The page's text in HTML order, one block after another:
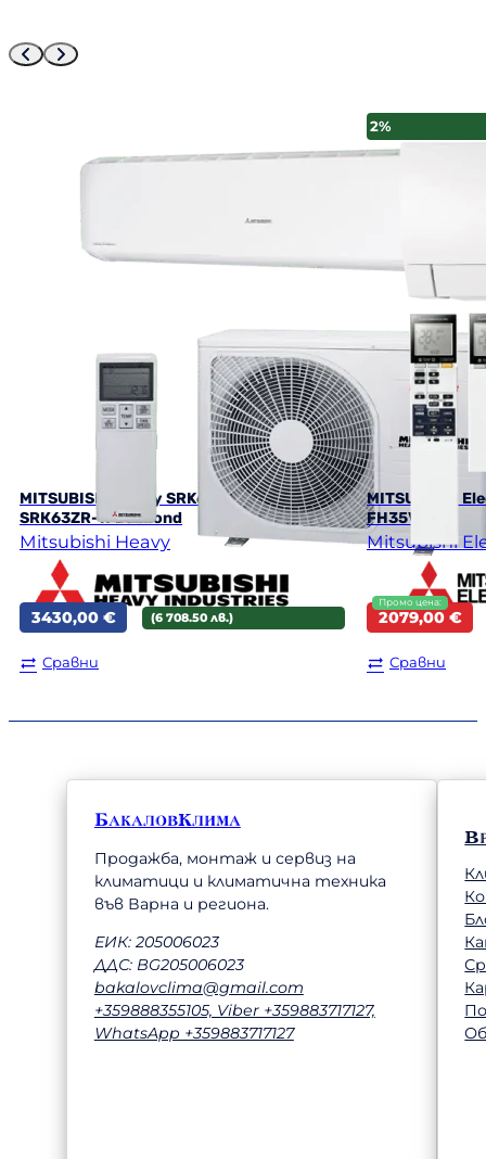
MITSUBISHI Heavy SRK63ZR-W /
SRК63ZR-W Daimond
Mitsubishi Heavy
3430,00 € (6 708.50 лв.)
Сравни
MITSUBISHI
FH35VEHZ
Mitsubishi
2%
Original
price
was:
2079,00 €
Текущата
цена
е:
Сравни
БакаловКлима
Продажба, монтаж и сервиз на
климатици и климатична техника
във Варна и региона.
ЕИК: 205006023
ДДС: BG205006023
bakalovclima@gmail.com
+359888355105, Viber +359883717127,
WhatsApp +359883717127